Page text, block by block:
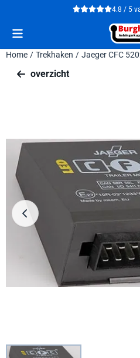
Cookievoorkeuren zijn 4.8 / 5
Home / Trekhaken / Jaeger CFC
overzicht